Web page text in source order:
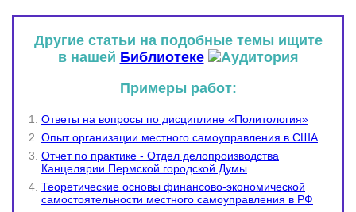
Другие статьи на подобные темы ищите
в нашей Библиотеке
Примеры работ:
Ответы на вопросы по дисциплине «Политология»
Опыт организации местного самоуправления в США
Отчет по практике - Отдел делопроизводства
Канцелярии Пермской городской Думы
Теоретические основы финансово-экономической
самостоятельности местного самоуправления в РФ